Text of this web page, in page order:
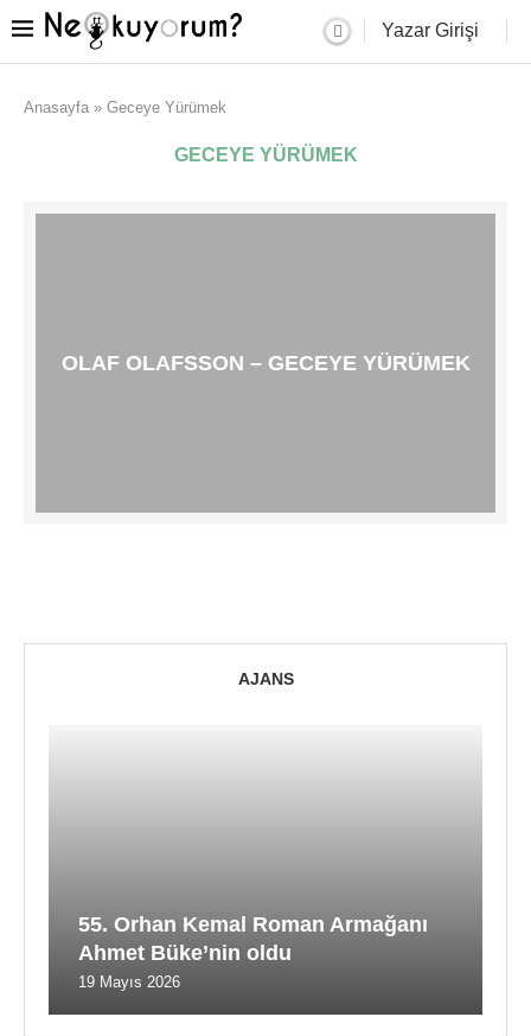
Yazar Girişi
Anasayfa » Geceye Yürümek
GECEYE YÜRÜMEK
OLAF OLAFSSON – GECEYE YÜRÜMEK
AJANS
55. Orhan Kemal Roman Armağanı
Ahmet Büke’nin oldu
19 Mayıs 2026